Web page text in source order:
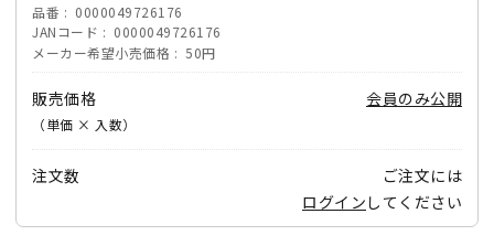
品番
0000049726176
JANコード
0000049726176
メーカー希望小売価格
50円
販売価格
（単価 × 入数）
会員のみ公開
注文数
ご注文には
ログイン してください